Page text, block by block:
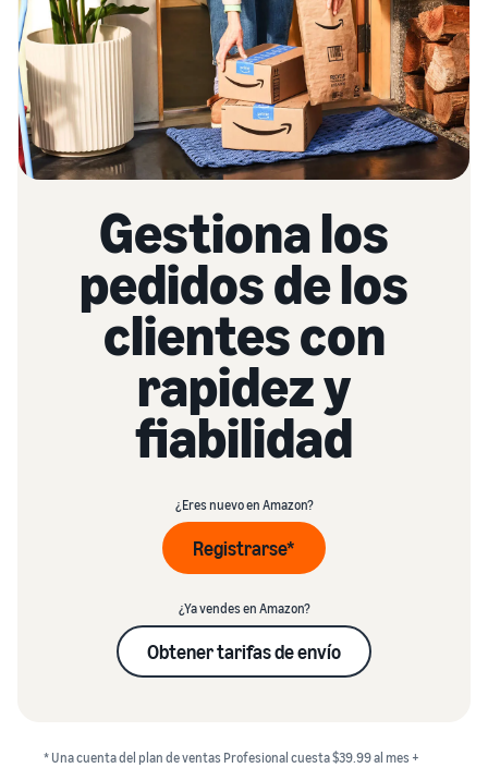
Gestiona los
pedidos de los
clientes con
rapidez y
fiabilidad
¿Eres nuevo en Amazon?
Registrarse*
¿Ya vendes en Amazon?
Obtener tarifas de envío
* Una cuenta del plan de ventas Profesional cuesta $39.99 al mes +